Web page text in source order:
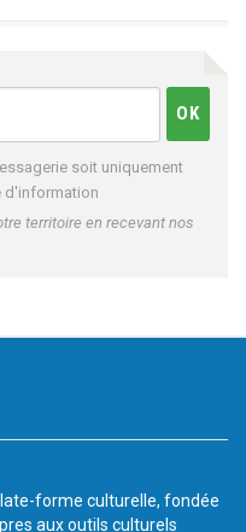
soit uniquement
d'information
territoire en recevant nos
forme culturelle, fondée
aux outils culturels